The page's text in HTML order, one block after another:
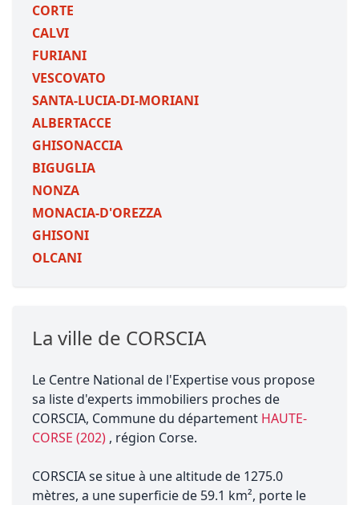
CORTE
CALVI
FURIANI
VESCOVATO
SANTA-LUCIA-DI-MORIANI
ALBERTACCE
GHISONACCIA
BIGUGLIA
NONZA
MONACIA-D'OREZZA
GHISONI
OLCANI
La ville de CORSCIA
Le Centre National de l'Expertise vous propose
sa liste d'experts immobiliers proches de
CORSCIA, Commune du département HAUTE-
CORSE (202) , région Corse.
CORSCIA se situe à une altitude de 1275.0
mètres, a une superficie de 59.1 km², porte le